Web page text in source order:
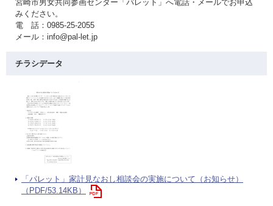
宮崎市男女共同参画センター「パレット」へ電話・メールでお申込
みください。
電 話：0985-25-2055
メール：info@pal-let.jp
チラシデータ
「パレット」家計見なおし相談会の実施について（お知らせ）
（PDF/53.14KB）